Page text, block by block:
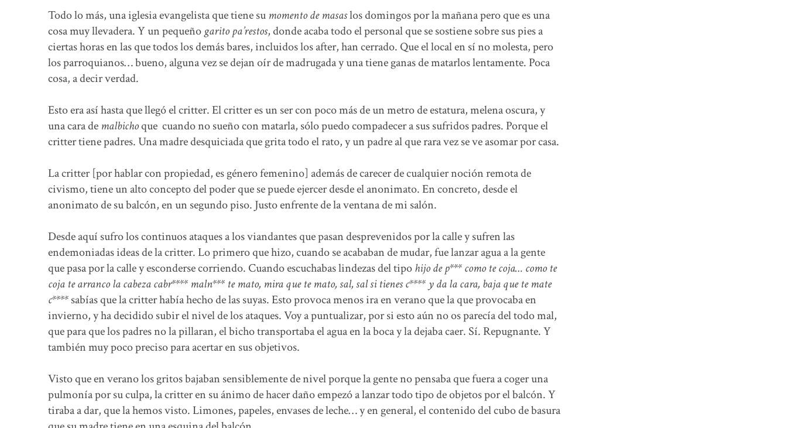
Todo lo más, una iglesia evangelista que tiene su momento de masaslos domingos por la mañana pero que es una
cosa muy llevadera. Y un pequeñogarito pa’restos, donde acaba todo el personal que se sostiene sobre sus pies a
ciertas horas en las que todos los demás bares, incluidos los after, han cerrado. Que el local en sí no molesta, pero
los parroquianos… bueno, alguna vez se dejan oír de madrugada y una tiene ganas de matarlos lentamente. Poca
cosa, a decir verdad.
Esto era así hasta que llegó el critter. El critter es un ser con poco más de un metro de estatura, melena oscura, y
una cara de malbichoque cuando no sueño con matarla, sólo puedo compadecer a sus sufridos padres. Porque el
critter tiene padres. Una madre desquiciada que grita todo el rato, y un padre al que rara vez se ve asomar por casa.
La critter [por hablar con propiedad, es género femenino] además de carecer de cualquier noción remota de
civismo, tiene un alto concepto del poder que se puede ejercer desde el anonimato. En concreto, desde el
anonimato de su balcón, en un segundo piso. Justo enfrente de la ventana de mi salón.
Desde aquí sufro los continuos ataques a los viandantes que pasan desprevenidos por la calle y sufren las
endemoniadas ideas de la critter. Lo primero que hizo, cuando se acababan de mudar, fue lanzar agua a la gente
que pasa por la calle y esconderse corriendo. Cuando escuchabas lindezas del tipohijo de p*** como te coja… como te
coja te arranco la cabeza cabr**** maln*** te mato, mira que te mato, sal, sal si tienes c**** y da la cara, baja que te mate
c****sabías que la critter había hecho de las suyas. Esto provoca menos ira en verano que la que provocaba en
invierno, y ha decidido subir el nivel de los ataques. Voy a puntualizar, por si esto aún no os parecía del todo mal,
que para que los padres no la pillaran, el bicho transportaba el agua en la boca y la dejaba caer. Sí. Repugnante. Y
también muy poco preciso para acertar en sus objetivos.
Visto que en verano los gritos bajaban sensiblemente de nivel porque la gente no pensaba que fuera a coger una
pulmonía por su culpa, la critter en su ánimo de hacer daño empezó a lanzar todo tipo de objetos por el balcón. Y
tiraba a dar, que la hemos visto. Limones, papeles, envases de leche… y en general, el contenido del cubo de basura